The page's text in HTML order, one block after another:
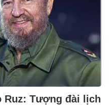
Ruz: Tượng đài lịch